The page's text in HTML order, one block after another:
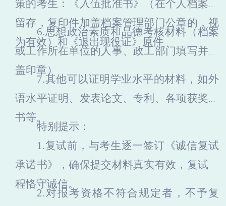
策的考生：《入伍批准书》（在个人档案中
留存，复印件加盖档案管理部门公章的，视
为有效）和《退出现役证》原件
6.思想政治素质和品德考核材料（档案
或工作所在单位的人事、政工部门填写并加
盖印章）
7.其他可以证明学业水平的材料 ，如外
语水平证明、发表论文、专利、各项获奖证
书等。
特别提示：
1.复试前，与考生逐一签订《诚信复试
承诺书》，确保提交材料真实有效，复试全
程恪守诚信。
2.对报考资格不符合规定者，不予复